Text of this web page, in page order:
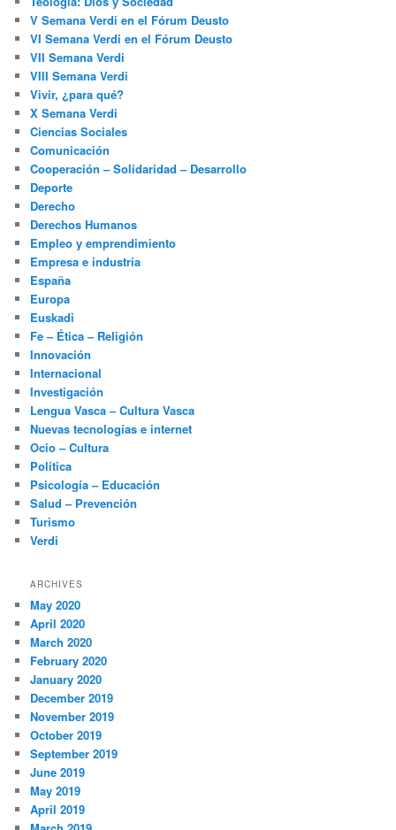
V Semana Verdi en el Fórum Deusto
VI Semana Verdi en el Fórum Deusto
VII Semana Verdi
VIII Semana Verdi
Vivir, ¿para qué?
X Semana Verdi
Ciencias Sociales
Comunicación
Cooperación – Solidaridad – Desarrollo
Deporte
Derecho
Derechos Humanos
Empleo y emprendimiento
Empresa e industria
España
Europa
Euskadi
Fe – Ética – Religión
Innovación
Internacional
Investigación
Lengua Vasca – Cultura Vasca
Nuevas tecnologías e internet
Ocio – Cultura
Política
Psicología – Educación
Salud – Prevención
Turismo
Verdi
ARCHIVES
May 2020
April 2020
March 2020
February 2020
January 2020
December 2019
November 2019
October 2019
September 2019
June 2019
May 2019
April 2019